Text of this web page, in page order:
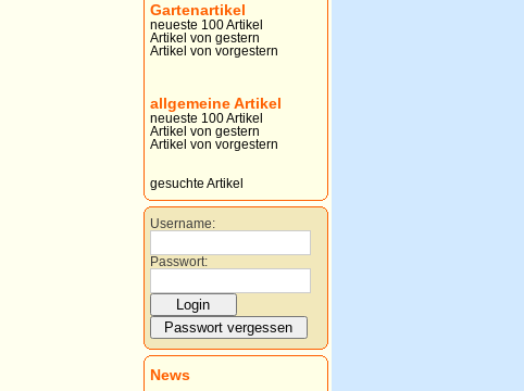
Gartenartikel
neueste 100 Artikel
Artikel von gestern
Artikel von vorgestern
allgemeine Artikel
neueste 100 Artikel
Artikel von gestern
Artikel von vorgestern
gesuchte Artikel
Username:
Passwort:
News